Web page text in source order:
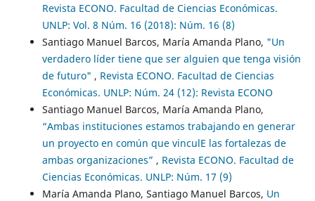
Revista ECONO. Facultad de Ciencias Económicas.
UNLP: Vol. 8 Núm. 16 (2018): Núm. 16 (8)
Santiago Manuel Barcos, María Amanda Plano, "Un
verdadero líder tiene que ser alguien que tenga visión
de futuro" , Revista ECONO. Facultad de Ciencias
Económicas. UNLP: Núm. 24 (12): Revista ECONO
Santiago Manuel Barcos, María Amanda Plano,
“Ambas instituciones estamos trabajando en generar
un proyecto en común que vinculE las fortalezas de
ambas organizaciones” , Revista ECONO. Facultad de
Ciencias Económicas. UNLP: Núm. 17 (9)
María Amanda Plano, Santiago Manuel Barcos, Un